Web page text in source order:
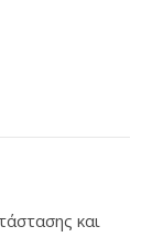
και